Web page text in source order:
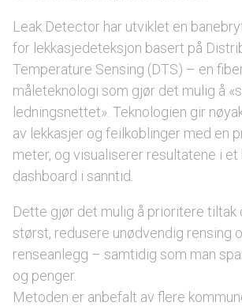
Leak Detector har utviklet en
for lekkasjedeteksjon basert på
Temperature Sensing (DTS) – en
måleteknologi som gjør det mulig å
ledningsnettet». Teknologien gir
av lekkasjer og feilkoblinger med en
meter, og visualiserer resultatene i et
dashboard i sanntid.
Dette gjør det mulig å prioritere tiltak
størst, redusere unødvendig rensing
renseanlegg – samtidig som man
og penger.
Metoden er anbefalt av flere